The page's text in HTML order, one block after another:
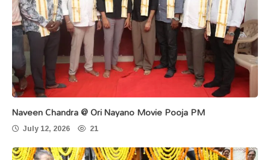
Naveen Chandra @ Ori Nayano Movie Pooja PM
July 12, 2026 21